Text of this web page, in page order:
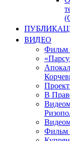
ВИДЕО
Фильм
В
Фильм